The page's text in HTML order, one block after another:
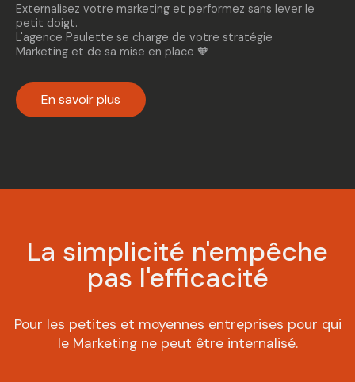
Externalisez votre marketing et performez sans lever le
petit doigt.
L'agence Paulette se charge de votre stratégie
Marketing et de sa mise en place 🧡
En savoir plus
La simplicité n'empêche
pas l'efficacité
Pour les petites et moyennes entreprises pour qui
le Marketing ne peut être internalisé.